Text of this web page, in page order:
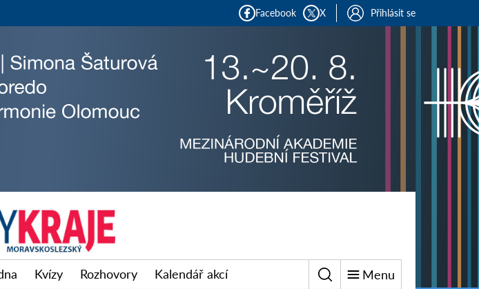
Facebook X Přihlásit se
Kvízy Rozhovory Kalendář akcí Menu